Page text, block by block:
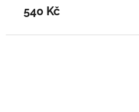
540 Kč